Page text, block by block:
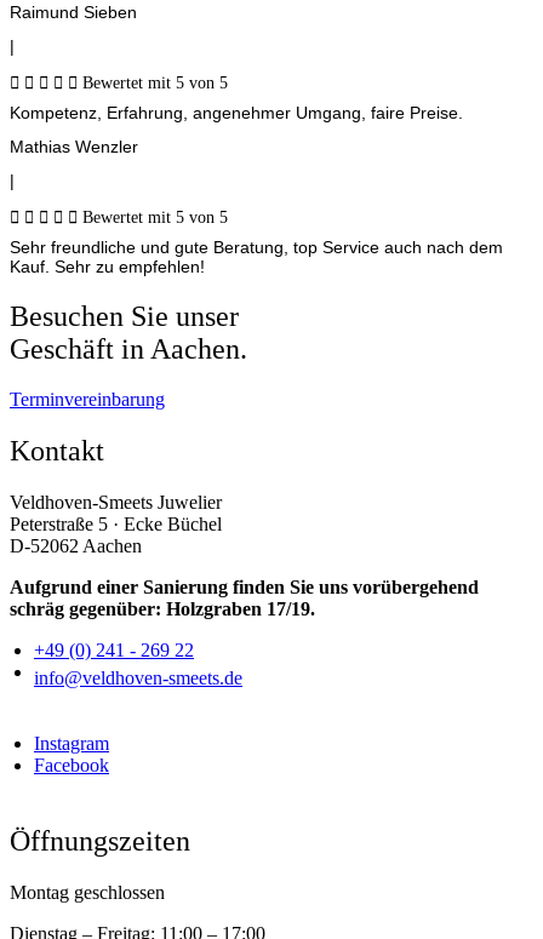
Raimund Sieben
|
     Bewertet mit 5 von 5
Kompetenz, Erfahrung, angenehmer Umgang, faire Preise.
Mathias Wenzler
|
     Bewertet mit 5 von 5
Sehr freundliche und gute Beratung, top Service auch nach dem
Kauf. Sehr zu empfehlen!
Besuchen Sie unser
Geschäft in Aachen.
Terminvereinbarung
Kontakt
Veldhoven-Smeets Juwelier
Peterstraße 5 · Ecke Büchel
D-52062 Aachen
Aufgrund einer Sanierung finden Sie uns vorübergehend
schräg gegenüber: Holzgraben 17/19.
+49 (0) 241 - 269 22
info@veldhoven-smeets.de
Instagram
Facebook
Öffnungszeiten
Montag geschlossen
Dienstag – Freitag: 11:00 – 17:00